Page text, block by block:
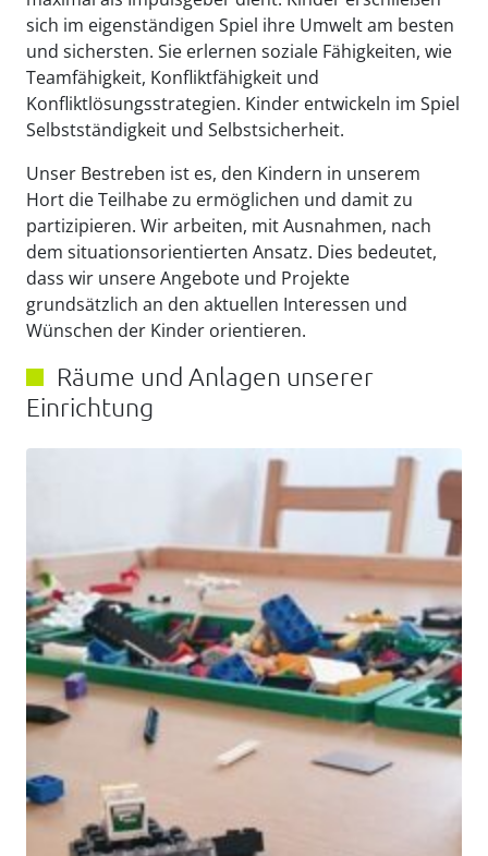
sich im eigenständigen Spiel ihre Umwelt am besten
und sichersten. Sie erlernen soziale Fähigkeiten, wie
Teamfähigkeit, Konfliktfähigkeit und
Konfliktlösungsstrategien. Kinder entwickeln im Spiel
Selbstständigkeit und Selbstsicherheit.
Unser Bestreben ist es, den Kindern in unserem
Hort die Teilhabe zu ermöglichen und damit zu
partizipieren. Wir arbeiten, mit Ausnahmen, nach
dem situationsorientierten Ansatz. Dies bedeutet,
dass wir unsere Angebote und Projekte
grundsätzlich an den aktuellen Interessen und
Wünschen der Kinder orientieren.
Räume und Anlagen unserer
Einrichtung